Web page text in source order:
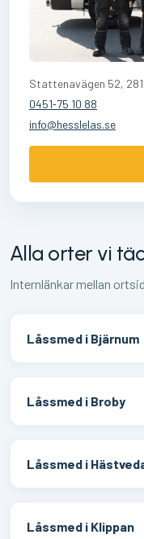
Stattenavägen 52, 281
0451‑75 10 88
info@hesslelas.se
Alla orter vi
Internlänkar mellan
Låssmed i Bjärnum
Låssmed i Broby
Låssmed i
Låssmed i Klippan